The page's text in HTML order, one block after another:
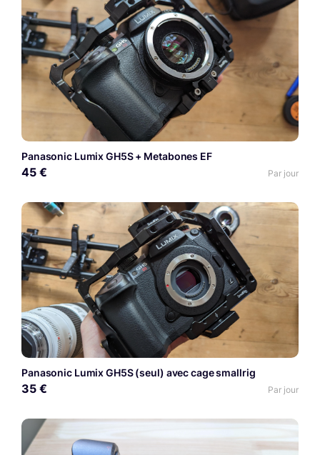
Panasonic Lumix GH5S + Metabones EF
45 € Par jour
Panasonic Lumix GH5S (seul) avec cage smallrig
35 € Par jour